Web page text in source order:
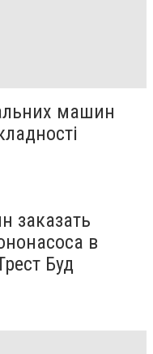
машин
заказать
в
Буд